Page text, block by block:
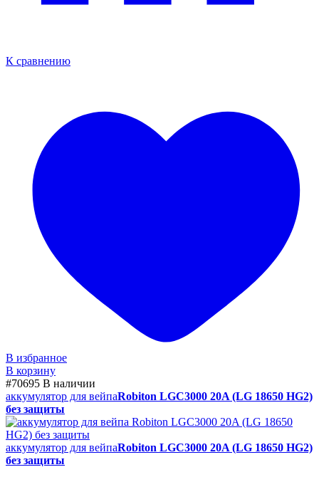
К сравнению
В избранное
В корзину
#70695 В наличии
аккумулятор для вейпаRobiton LGC3000 20A (LG 18650 HG2)
без защиты
аккумулятор для вейпаRobiton LGC3000 20A (LG 18650 HG2)
без защиты